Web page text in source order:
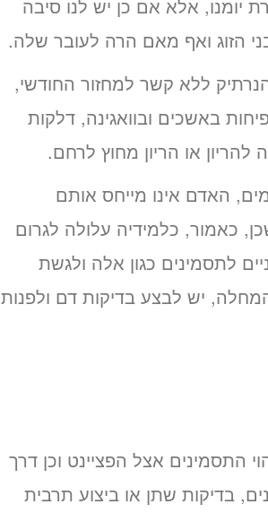
יומנו, אלא אם כן יש לנו סיבה
הזוג ואף מאם הרה לעובר שלה.
ללא קשר למחזור החודשי,
באשכים ובוואגינה, דלקות
או הריון מחוץ לרחם.
האדם אינו מייחס אותם
כאמור, כלמידיה עלולה לגרום
לתסמינים כגון אלה ולגשת
יש לבצע בדיקות דם ולפנות
התסמינים אצל הפציינט וכן דרך
בדיקות שתן או ביצוע תרבית